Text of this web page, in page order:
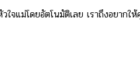
ใจแม่โดยอัตโนมัติเลย เราถึงอยา